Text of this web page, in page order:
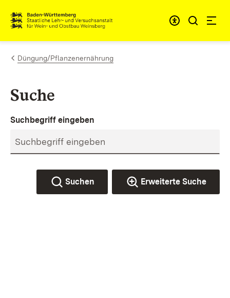
Zum Inhalt springen
Link zur Startseite
Düngung/Pflanzenernährung
Suche
Suchbegriff eingeben
Suchen Erweiterte Suche